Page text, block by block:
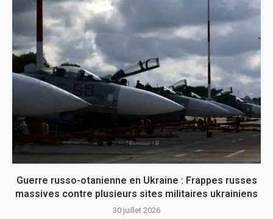
Guerre russo-otanienne en Ukraine : Frappes russes
massives contre plusieurs sites militaires ukrainiens
30 juillet 2026